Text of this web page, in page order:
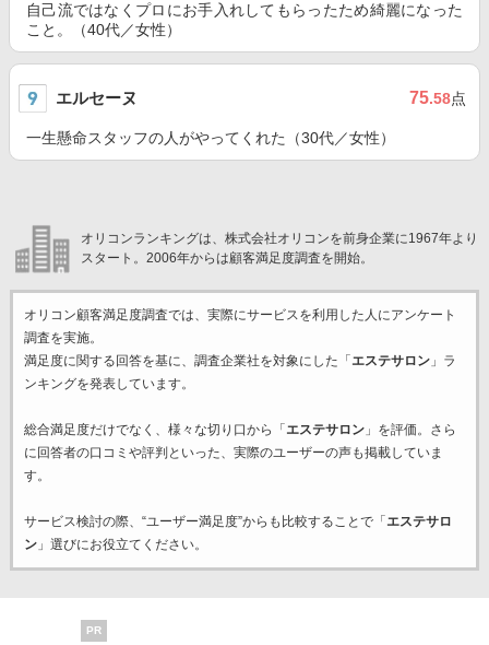
自己流ではなくプロにお手入れしてもらったため綺麗になった
こと。（40代／女性）
エルセーヌ 75.58点
一生懸命スタッフの人がやってくれた（30代／女性）
オリコンランキングは、株式会社オリコンを前身企業に1967年より
スタート。2006年からは顧客満足度調査を開始。
オリコン顧客満足度調査では、実際にサービスを利用した 人にアンケート
調査を実施。
満足度に関する回答を基に、調査企業社を対象にした「 エステサロン」ラ
ンキングを発表しています。
総合満足度だけでなく、様々な切り口から「 エステサロン」を評価。さら
に回答者の口コミや評判といった、実際のユーザーの声も掲載していま
す。
サービス検討の際、“ユーザー満足度”からも比較することで「 エステサロ
ン」選びにお役立てください。
PR